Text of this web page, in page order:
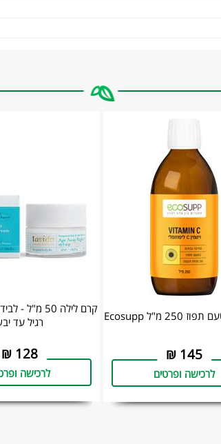
145
₪
לרכישה ופרטים
רגיל עד
128
₪
לרכישה